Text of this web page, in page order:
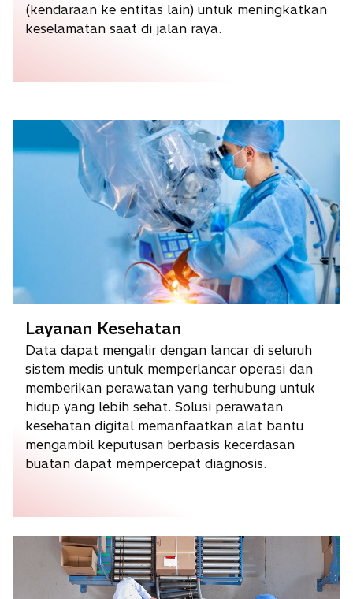
(kendaraan ke entitas lain) untuk meningkatkan
keselamatan saat di jalan raya.
Layanan Kesehatan
Data dapat mengalir dengan lancar di seluruh
sistem medis untuk memperlancar operasi dan
memberikan perawatan yang terhubung untuk
hidup yang lebih sehat. Solusi perawatan
kesehatan digital memanfaatkan alat bantu
mengambil keputusan berbasis kecerdasan
buatan dapat mempercepat diagnosis.